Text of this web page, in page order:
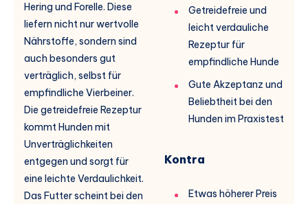
Hering und Forelle. Diese
liefern nicht nur wertvolle
Nährstoffe, sondern sind
auch besonders gut
verträglich, selbst für
empfindliche Vierbeiner.
Die getreidefreie Rezeptur
kommt Hunden mit
Unverträglichkeiten
entgegen und sorgt für
eine leichte Verdaulichkeit.
Das Futter scheint bei den
Getreidefreie und
leicht verdauliche
Rezeptur für
empfindliche Hunde
Gute Akzeptanz und
Beliebtheit bei den
Hunden im Praxistest
Kontra
Etwas höherer Preis